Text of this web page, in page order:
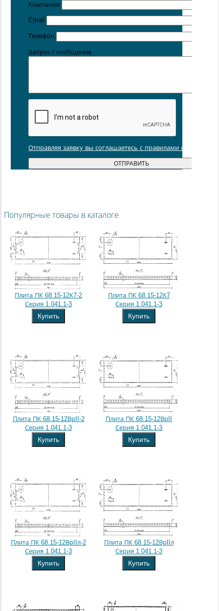
Цена от 5 руб. / кг
Компания
Email
Телефон
Запрос / сообщение
Отправляя заявку вы соглашаетесь с правилами обработки
Популярные товары в каталоге
Плита ПК 68.15-12К7-2
Серия 1.041.1-3
Купить
Плита ПК 68.15-12К7
Серия 1.041.1-3
Купить
Плита ПК 68.15-12ВрII-2
Серия 1.041.1-3
Купить
Плита ПК 68.15-12ВрII
Серия 1.041.1-3
Купить
Плита ПК 68.15-12ВрIIл-2
Серия 1.041.1-3
Купить
Плита ПК 68.15-12ВрIIл
Серия 1.041.1-3
Купить